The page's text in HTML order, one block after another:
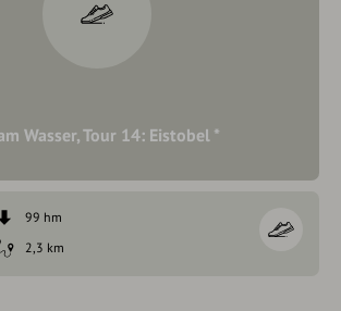
Wasser, Tour 14: Eistobel *
99 hm
2,3 km